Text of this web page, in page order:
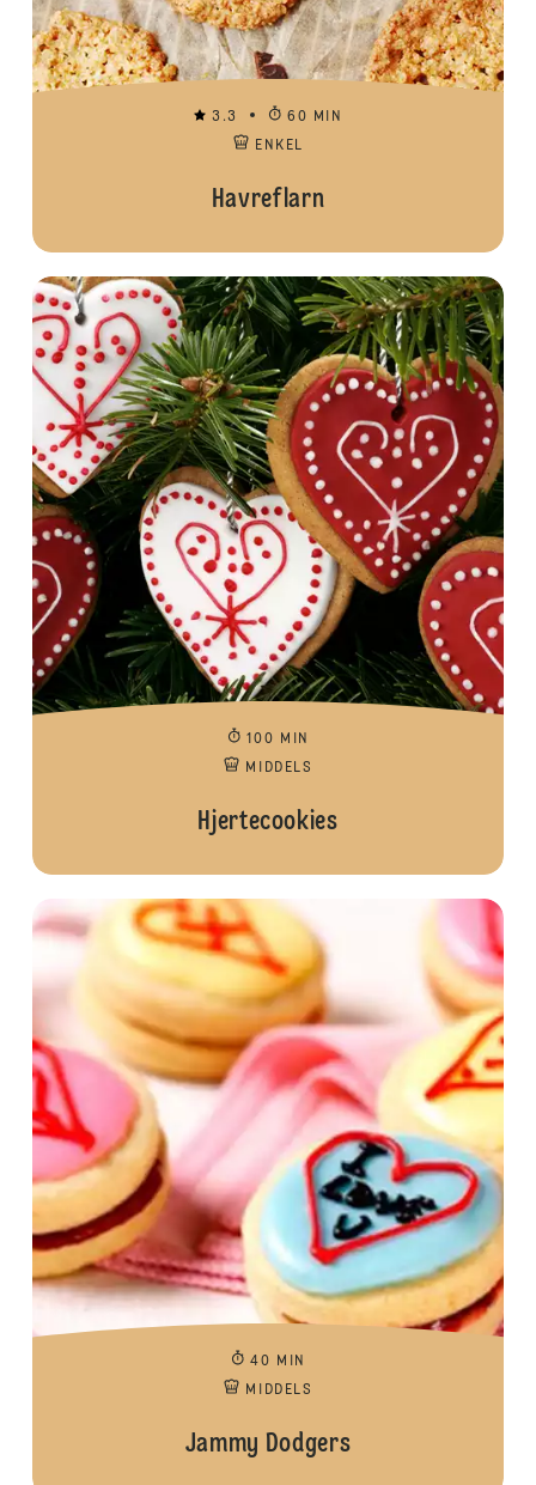
3.3
60 MIN
ENKEL
Havreflarn
100 MIN
MIDDELS
Hjertecookies
40 MIN
MIDDELS
Jammy Dodgers